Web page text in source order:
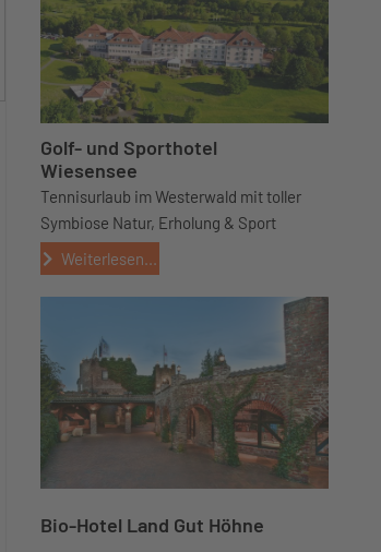
Golf- und Sporthotel
Wiesensee
Tennisurlaub im Westerwald mit toller
Symbiose Natur, Erholung & Sport
Weiterlesen...
Bio-Hotel Land Gut Höhne